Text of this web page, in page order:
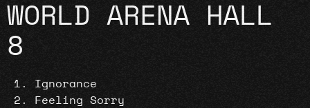
WORLD ARENA HALL
8
Ignorance
Feeling Sorry